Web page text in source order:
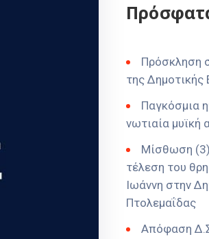
Πρόσκληση
της
Παγκόσμια
νωτιαία μυϊκή
Μίσθωση (3)
τέλεση του
Ιωάννη στην
Πτολεμαΐδας
Απόφαση